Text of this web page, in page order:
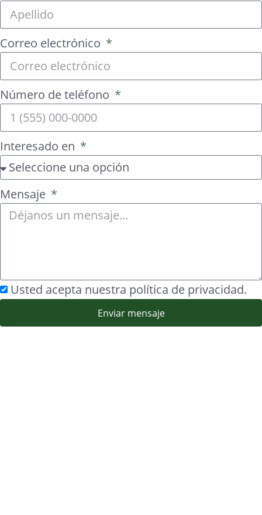
Correo electrónico
Número de teléfono
Interesado en
Mensaje
Usted acepta nuestra política de privacidad.
Enviar mensaje